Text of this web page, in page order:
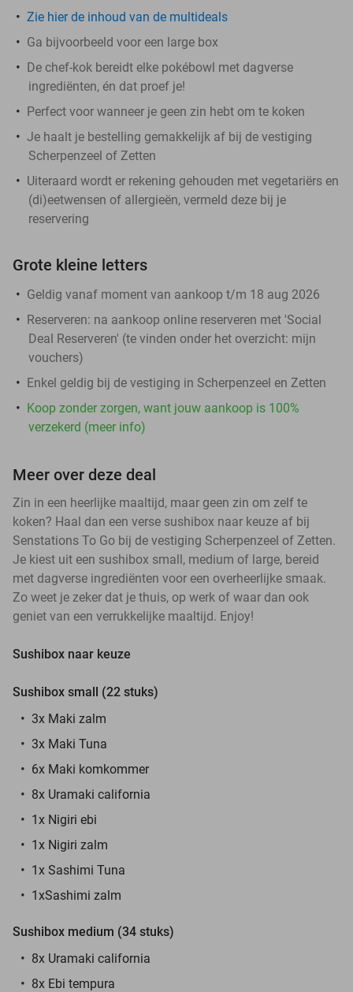
Zie hier de inhoud van de multideals
Ga bijvoorbeeld voor een large box
De chef-kok bereidt elke pokébowl met dagverse
ingrediënten, én dat proef je!
Perfect voor wanneer je geen zin hebt om te koken
Je haalt je bestelling gemakkelijk af bij de vestiging
Scherpenzeel of Zetten
Uiteraard wordt er rekening gehouden met vegetariërs en
(di)eetwensen of allergieën, vermeld deze bij je
reservering
Grote kleine letters
Geldig vanaf moment van aankoop t/m 18 aug 2026
Reserveren: na aankoop online reserveren met 'Social
Deal Reserveren' (te vinden onder het overzicht: mijn
vouchers)
Enkel geldig bij de vestiging in Scherpenzeel en Zetten
Koop zonder zorgen, want jouw aankoop is 100%
verzekerd (meer info)
Meer over deze deal
Zin in een heerlijke maaltijd, maar geen zin om zelf te
koken? Haal dan een verse sushibox naar keuze af bij
Senstations To Go bij de vestiging Scherpenzeel of Zetten.
Je kiest uit een sushibox small, medium of large, bereid
met dagverse ingrediënten voor een overheerlijke smaak.
Zo weet je zeker dat je thuis, op werk of waar dan ook
geniet van een verrukkelijke maaltijd. Enjoy!
Sushibox naar keuze
Sushibox small (22 stuks)
3x Maki zalm
3x Maki Tuna
6x Maki komkommer
8x Uramaki california
1x Nigiri ebi
1x Nigiri zalm
1x Sashimi Tuna
1xSashimi zalm
Sushibox medium (34 stuks)
8x Uramaki california
8x Ebi tempura